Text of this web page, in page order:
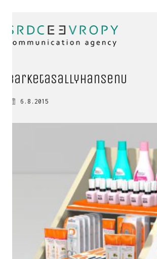
barketaSallyHansenU
6.8.2015